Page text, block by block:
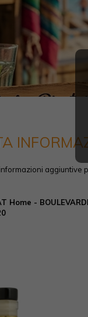
aggiuntive
Home -